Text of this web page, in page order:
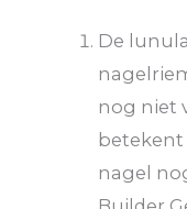
De
nog niet
betekent
nagel